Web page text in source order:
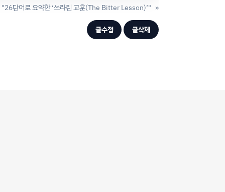
"26단어로 요약한 ‘쓰라린 교훈(The Bitter Lesson)’" »
글수정 글삭제